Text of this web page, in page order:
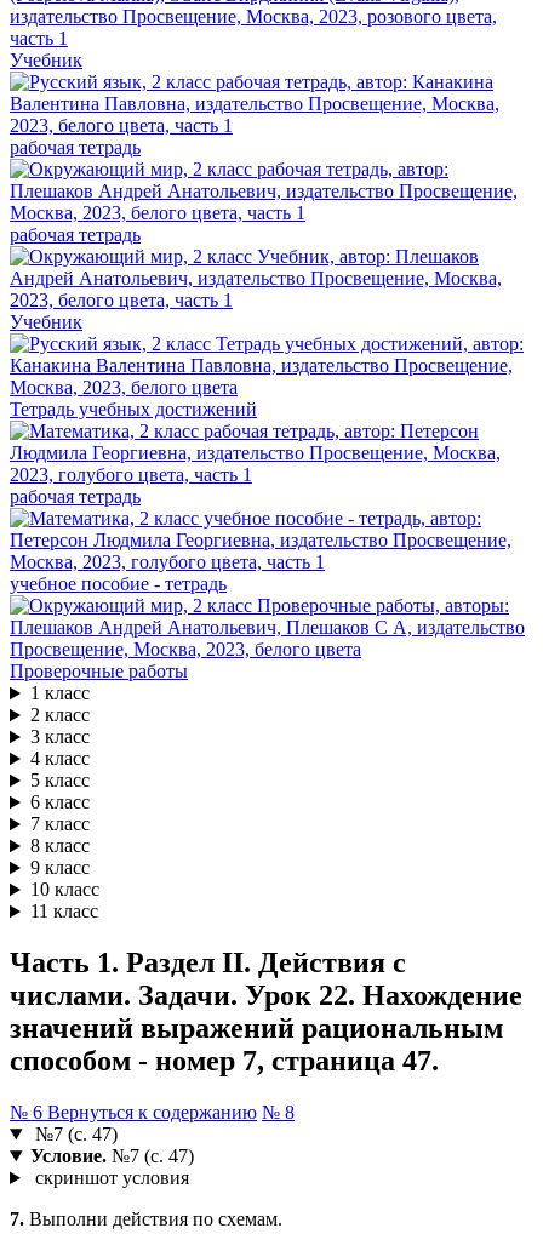
Учебник
рабочая тетрадь
рабочая тетрадь
Учебник
Тетрадь учебных достижений
рабочая тетрадь
учебное пособие - тетрадь
Проверочные работы
1 класс
2 класс
3 класс
4 класс
5 класс
6 класс
7 класс
8 класс
9 класс
10 класс
11 класс
Часть 1. Раздел II. Действия с
числами. Задачи. Урок 22. Нахождение
значений выражений рациональным
способом - номер 7, страница 47.
№ 6 Вернуться к содержанию № 8
№7 (с. 47)
Условие.№7 (с. 47)
скриншот условия
7. Выполни действия по схемам.